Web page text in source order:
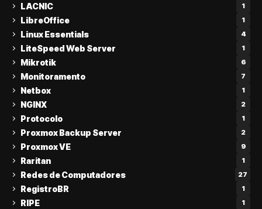
LACNIC 1
LibreOffice 1
Linux Essentials 4
LiteSpeed Web Server 1
Mikrotik 6
Monitoramento 7
Netbox 1
NGINX 2
Protocolo 1
Proxmox Backup Server 2
Proxmox VE 9
Raritan 1
Redes de Computadores 27
RegistroBR 1
RIPE 1